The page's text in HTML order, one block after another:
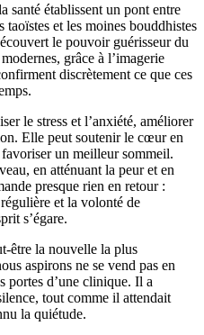
santé établissent un pont entre
taoïstes et les moines bouddhistes
le pouvoir guérisseur du
grâce à l’imagerie
discrètement ce que ces
le stress et l’anxiété, améliorer
Elle peut soutenir le cœur en
un meilleur sommeil.
en atténuant la peur et en
presque rien en retour :
et la volonté de
s’égare.
être la nouvelle la plus
aspirons ne se vend pas en
portes d’une clinique. Il a
tout comme il attendait
la quiétude.